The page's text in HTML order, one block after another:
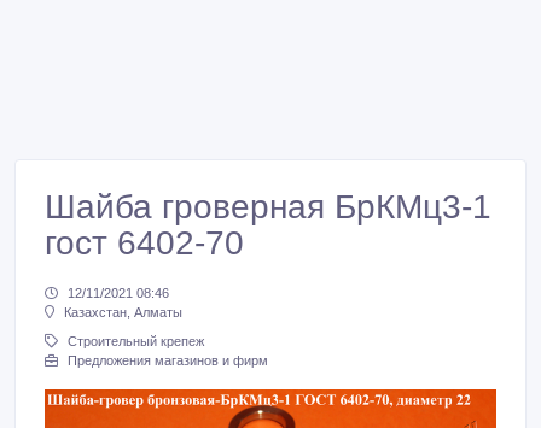
Шайба гроверная БрКМц3-1
гост 6402-70
12/11/2021 08:46
Казахстан, Алматы
Строительный крепеж
Предложения магазинов и фирм